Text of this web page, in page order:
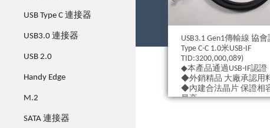
USB Type C 連接器
USB3.0 連接器
USB 2.0
Handy Edge
M.2
SATA 連接器
USB3.1 Gen1傳輸線 協
Type C-C 1.0米USB-IF
TID:3200,000,089)
◆本產品通過USB-IF認證
◆外銷精品 大廠承認用
◆內建合法晶片 保證相
最高